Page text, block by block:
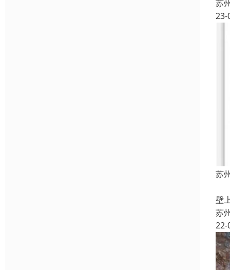
苏
23-
苏
壁
苏
22-